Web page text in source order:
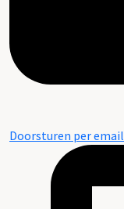
Doorsturen per email